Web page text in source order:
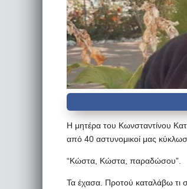
Η μητέρα του Κωνσταντίνου
από 40 αστυνομικοί μας
“Κώστα, Κώστα, παραδώσου”.
Τα έχασα. Προτού καταλάβω τι